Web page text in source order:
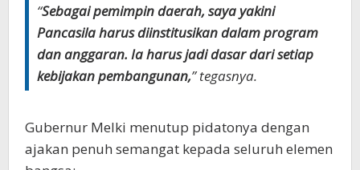
“Sebagai pemimpin daerah, saya yakini
Pancasila harus diinstitusikan dalam program
dan anggaran. Ia harus jadi dasar dari setiap
kebijakan pembangunan,” tegasnya.
Gubernur Melki menutup pidatonya dengan
ajakan penuh semangat kepada seluruh elemen